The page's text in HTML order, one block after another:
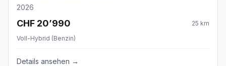
2026
CHF 20’990 25 km
Voll-Hybrid (Benzin)
Details ansehen →